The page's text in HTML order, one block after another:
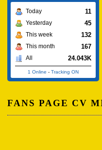
Today 11
Yesterday 45
This week 132
This month 167
All 24.043K
1 Online - Tracking ON
FANS PAGE CV